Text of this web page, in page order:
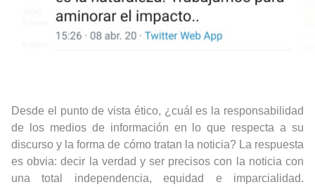
Desde el punto de vista ético, ¿cuál es la responsabilidad
de los medios de información en lo que respecta a su
discurso y la forma de cómo tratan la noticia? La respuesta
es obvia: decir la verdad y ser precisos con la noticia con
una total independencia, equidad e imparcialidad.